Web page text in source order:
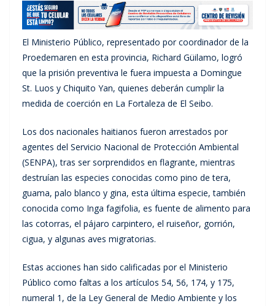
El Ministerio Público, representado por coordinador de la
Proedemaren en esta provincia, Richard Güilamo, logró
que la prisión preventiva le fuera impuesta a Domingue
St. Luos y Chiquito Yan, quienes deberán cumplir la
medida de coerción en La Fortaleza de El Seibo.
Los dos nacionales haitianos fueron arrestados por
agentes del Servicio Nacional de Protección Ambiental
(SENPA), tras ser sorprendidos en flagrante, mientras
destruían las especies conocidas como pino de tera,
guama, palo blanco y gina, esta última especie, también
conocida como Inga fagifolia, es fuente de alimento para
las cotorras, el pájaro carpintero, el ruiseñor, gorrión,
cigua, y algunas aves migratorias.
Estas acciones han sido calificadas por el Ministerio
Público como faltas a los artículos 54, 56, 174, y 175,
numeral 1, de la Ley General de Medio Ambiente y los